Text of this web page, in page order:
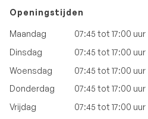
Openingstijden
Maandag
07:45 tot 17:00 uur
Dinsdag
07:45 tot 17:00 uur
Woensdag
07:45 tot 17:00 uur
Donderdag
07:45 tot 17:00 uur
Vrijdag
07:45 tot 17:00 uur